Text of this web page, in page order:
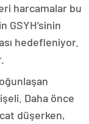
harcamalar bu
GSYH’sinin
hedefleniyor.
Daha önce
düşerken,